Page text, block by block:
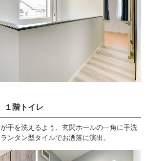
１階トイレ
手を洗えるよう、玄関ホールの一角に手洗
ンタン型タイルでお洒落に演出。